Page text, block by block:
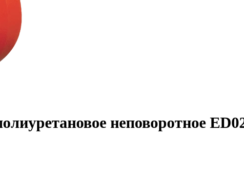
неповоротное